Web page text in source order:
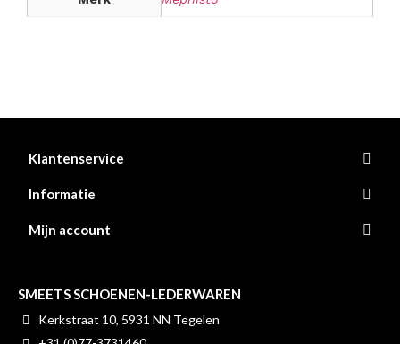
Klantenservice
Informatie
Mijn account
SMEETS SCHOENEN-LEDERWAREN
Kerkstraat 10, 5931 NN Tegelen